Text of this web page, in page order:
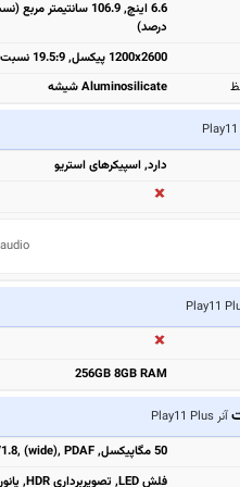
درصد)
1200x2600 پیکسل, 19.5:9 نسبت (~434 ppi تراکم)
Aluminosilicate شیشه
دارد, اسپیکرهای استریو
256GB 8GB RAM
آنر Play11 Plus
50 مگاپیکسل, f/1.8, (wide), PDAF
فلش LED, تصویربرداری HDR, پانوراما